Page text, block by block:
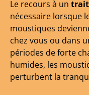
Le recours à un
nécessaire lorsque
moustiques
chez vous ou dans
périodes de forte
humides, les
perturbent la